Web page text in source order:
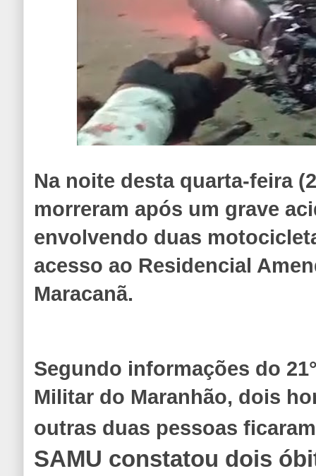
Na noite desta quarta-feira
morreram após um grave
envolvendo duas
acesso ao Residencial
Maracanã.
Segundo informações do
Militar do Maranhão, dois
outras duas pessoas
SAMU constatou dois